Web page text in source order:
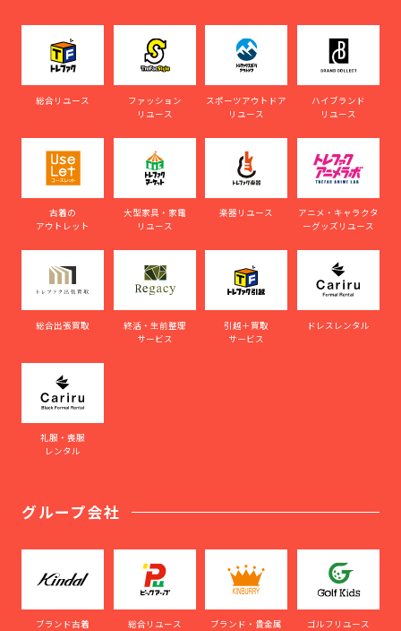
総合リユース
ファッション
リユース
スポーツアウトドア
リユース
ハイブランド
リユース
古着の
アウトレット
大型家具・家電
リユース
楽器リユース
アニメ・キャラクタ
ーグッズリユース
総合出張買取
終活・生前整理
サービス
引越＋買取
サービス
ドレスレンタル
礼服・喪服
レンタル
グループ会社
ブランド古着
総合リユース
ブランド・貴金属
ゴルフリユース